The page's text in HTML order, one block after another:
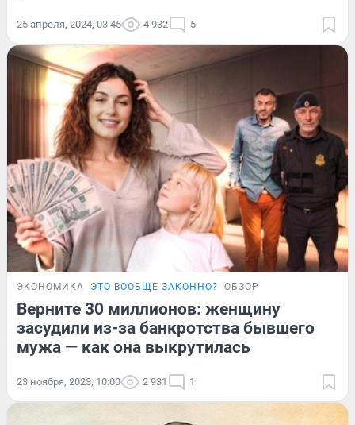
25 апреля, 2024, 03:45 4 932 5
ЭКОНОМИКА ЭТО ВООБЩЕ ЗАКОННО? ОБЗОР
Верните 30 миллионов: женщину
засудили из-за банкротства бывшего
мужа — как она выкрутилась
23 ноября, 2023, 10:00 2 931 1